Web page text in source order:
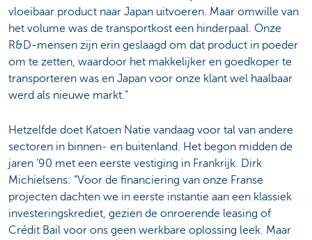
vloeibaar product naar Japan uitvoeren. Maar omwille van
het volume was de transportkost een hinderpaal. Onze
R&D-mensen zijn erin geslaagd om dat product in poeder
om te zetten, waardoor het makkelijker en goedkoper te
transporteren was en Japan voor onze klant wel haalbaar
werd als nieuwe markt.”
Hetzelfde doet Katoen Natie vandaag voor tal van andere
sectoren in binnen- en buitenland. Het begon midden de
jaren ’90 met een eerste vestiging in Frankrijk. Dirk
Michielsens: “Voor de financiering van onze Franse
projecten dachten we in eerste instantie aan een klassiek
investeringskrediet, gezien de onroerende leasing of
Crédit Bail voor ons geen werkbare oplossing leek. Maar